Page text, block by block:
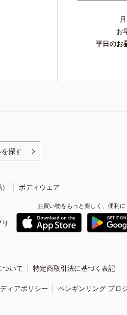
お
平日のお
探す
ボディウェア
お買い物をもっと楽しく、便利に
ついて 特定商取引法に基づく表記
ィアポリシー ペンギンリング プロ